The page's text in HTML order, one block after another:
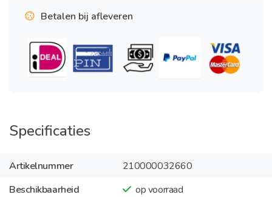
Betalen bij afleveren
Specificaties
Artikelnummer
210000032660
Beschikbaarheid
op voorraad